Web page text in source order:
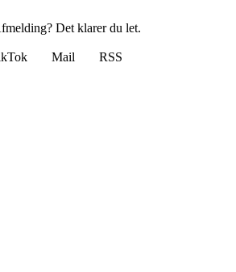
Det klarer du let.
Mail
RSS